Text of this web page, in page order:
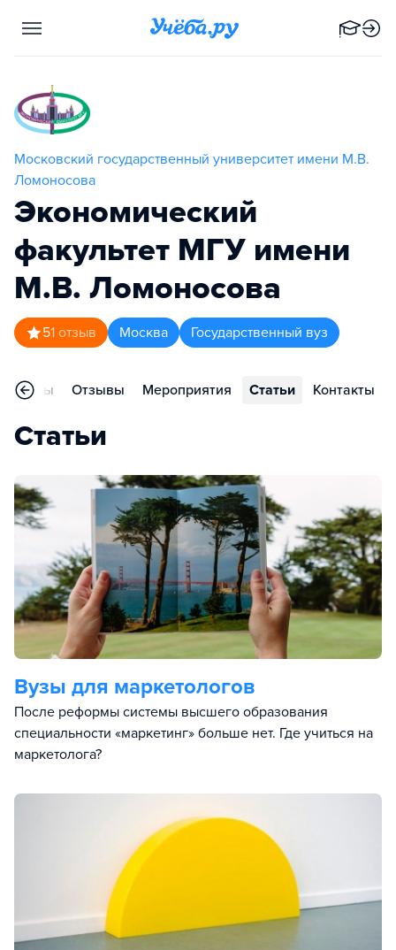
Московский государственный университет имени М.В.
Ломоносова
Экономический
факультет МГУ имени
М.В. Ломоносова
51 отзыв Москва Государственный вуз
Отзывы Мероприятия Статьи Контакты
Статьи
Вузы для маркетологов
После реформы системы высшего образования
специальности «маркетинг» больше нет. Где учиться на
маркетолога?